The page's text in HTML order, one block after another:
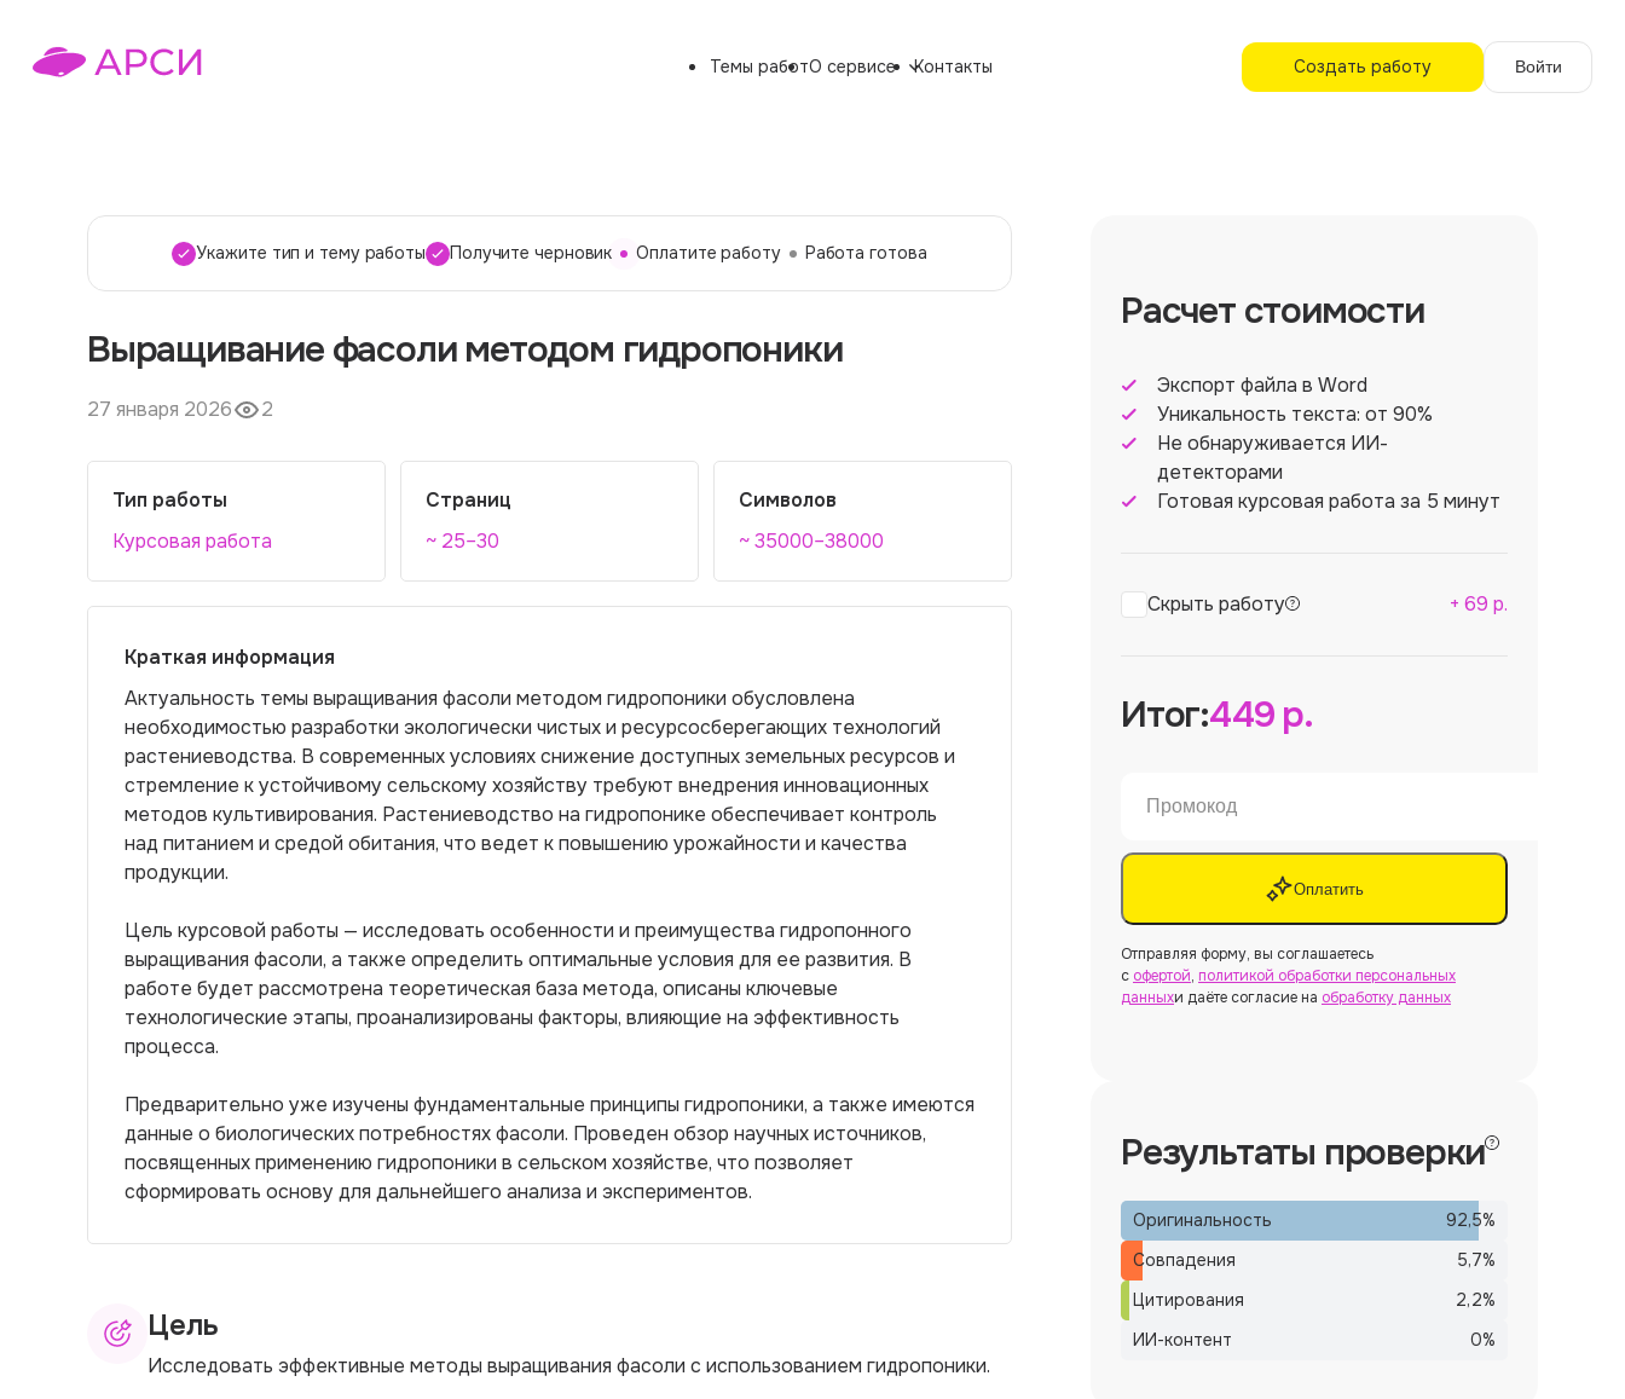
Темы работО сервисе Контакты Создать работу Войти
Укажите тип и тему работы Получите черновик Оплатите работу Работа готова
Выращивание фасоли методом гидропоники
27 января 2026 2
Тип работы
Курсовая работа
Страниц
~ 25–30
Символов
~ 35000–38000
Краткая информация
Актуальность темы выращивания фасоли методом гидропоники обусловлена
необходимостью разработки экологически чистых и ресурсосберегающих технологий
растениеводства. В современных условиях снижение доступных земельных ресурсов и
стремление к устойчивому сельскому хозяйству требуют внедрения инновационных
методов культивирования. Растениеводство на гидропонике обеспечивает контроль
над питанием и средой обитания, что ведет к повышению урожайности и качества
продукции.
Цель курсовой работы — исследовать особенности и преимущества гидропонного
выращивания фасоли, а также определить оптимальные условия для ее развития. В
работе будет рассмотрена теоретическая база метода, описаны ключевые
технологические этапы, проанализированы факторы, влияющие на эффективность
процесса.
Предварительно уже изучены фундаментальные принципы гидропоники, а также имеются
данные о биологических потребностях фасоли. Проведен обзор научных источников,
посвященных применению гидропоники в сельском хозяйстве, что позволяет
сформировать основу для дальнейшего анализа и экспериментов.
Цель
Исследовать эффективные методы выращивания фасоли с использованием гидропоники.
Расчет стоимости
Экспорт файла в Word
Уникальность текста: от 90%
Не обнаруживается ИИ-
детекторами
Готовая курсовая работа за 5 минут
Скрыть работу + 69 р.
Итог:449р.
Оплатить
Отправляя форму, вы соглашаетесь
с офертой, политикой обработки персональных
данныхи даёте согласие на обработку данных
Результаты проверки
Оригинальность 92,5%
Совпадения
5,7%
Цитирования
2,2%
ИИ-контент
0%